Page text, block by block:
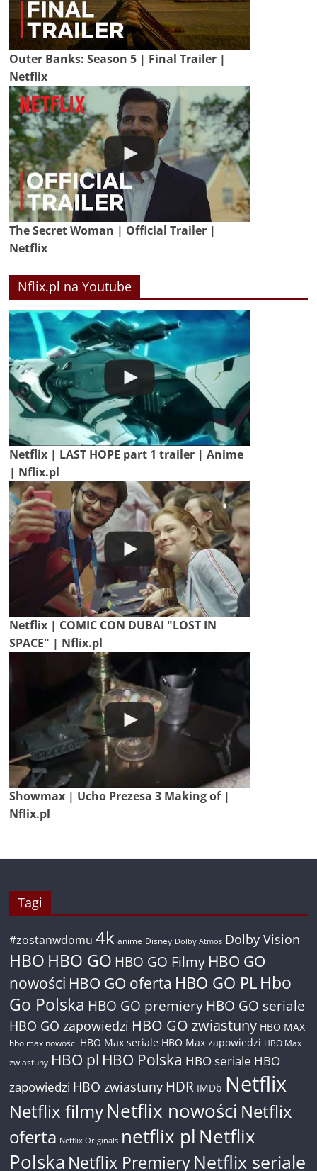
Outer Banks: Season 5 | Final Trailer |
Netflix
The Secret Woman | Official Trailer |
Netflix
Nflix.pl na Youtube
Netflix | LAST HOPE part 1 trailer | Anime
| Nflix.pl
Netflix | COMIC CON DUBAI "LOST IN
SPACE" | Nflix.pl
Showmax | Ucho Prezesa 3 Making of |
Nflix.pl
Tagi
#zostanwdomu 4k anime Disney Dolby Atmos Dolby Vision
HBO HBO GO HBO GO Filmy HBO GO
nowości HBO GO oferta HBO GO PL Hbo
Go Polska HBO GO premiery HBO GO seriale
HBO GO zapowiedzi HBO GO zwiastuny HBO MAX
hbo max nowości HBO Max seriale HBO Max zapowiedzi HBO Max
zwiastuny HBO pl HBO Polska HBO seriale HBO
zapowiedzi HBO zwiastuny HDR IMDb Netflix
Netflix filmyNetflix nowości Netflix
oferta Netflix Originals netflix pl Netflix
Polska Netflix PremieryNetflix seriale